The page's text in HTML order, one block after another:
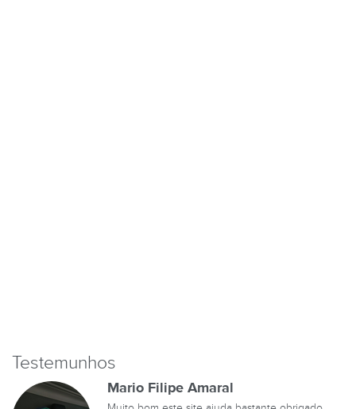
Testemunhos
Mario Filipe Amaral